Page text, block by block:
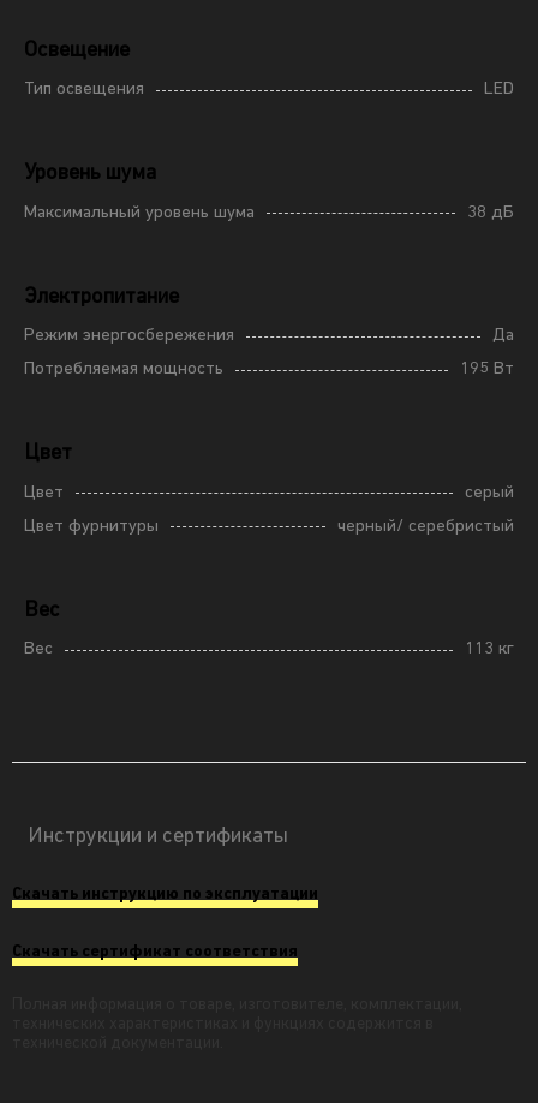
Освещение
Тип освещения LED
Уровень шума
Максимальный уровень шума 38 дБ
Электропитание
Режим энергосбережения
Да
Потребляемая мощность
195 Вт
Цвет
Цвет
серый
Цвет фурнитуры
черный/ серебристый
Вес
Вес 113 кг
Инструкции и сертификаты
Скачать инструкцию по эксплуатации
Скачать сертификат соответствия